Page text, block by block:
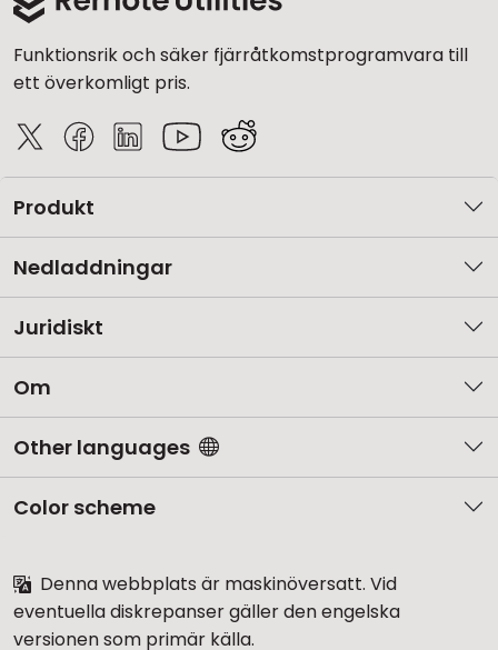
Funktionsrik och säker fjärråtkomstprogramvara till
ett överkomligt pris.
Produkt
Nedladdningar
Juridiskt
Om
Other languages
Color scheme
Denna webbplats är maskinöversatt. Vid
eventuella diskrepanser gäller den engelska
versionen som primär källa.